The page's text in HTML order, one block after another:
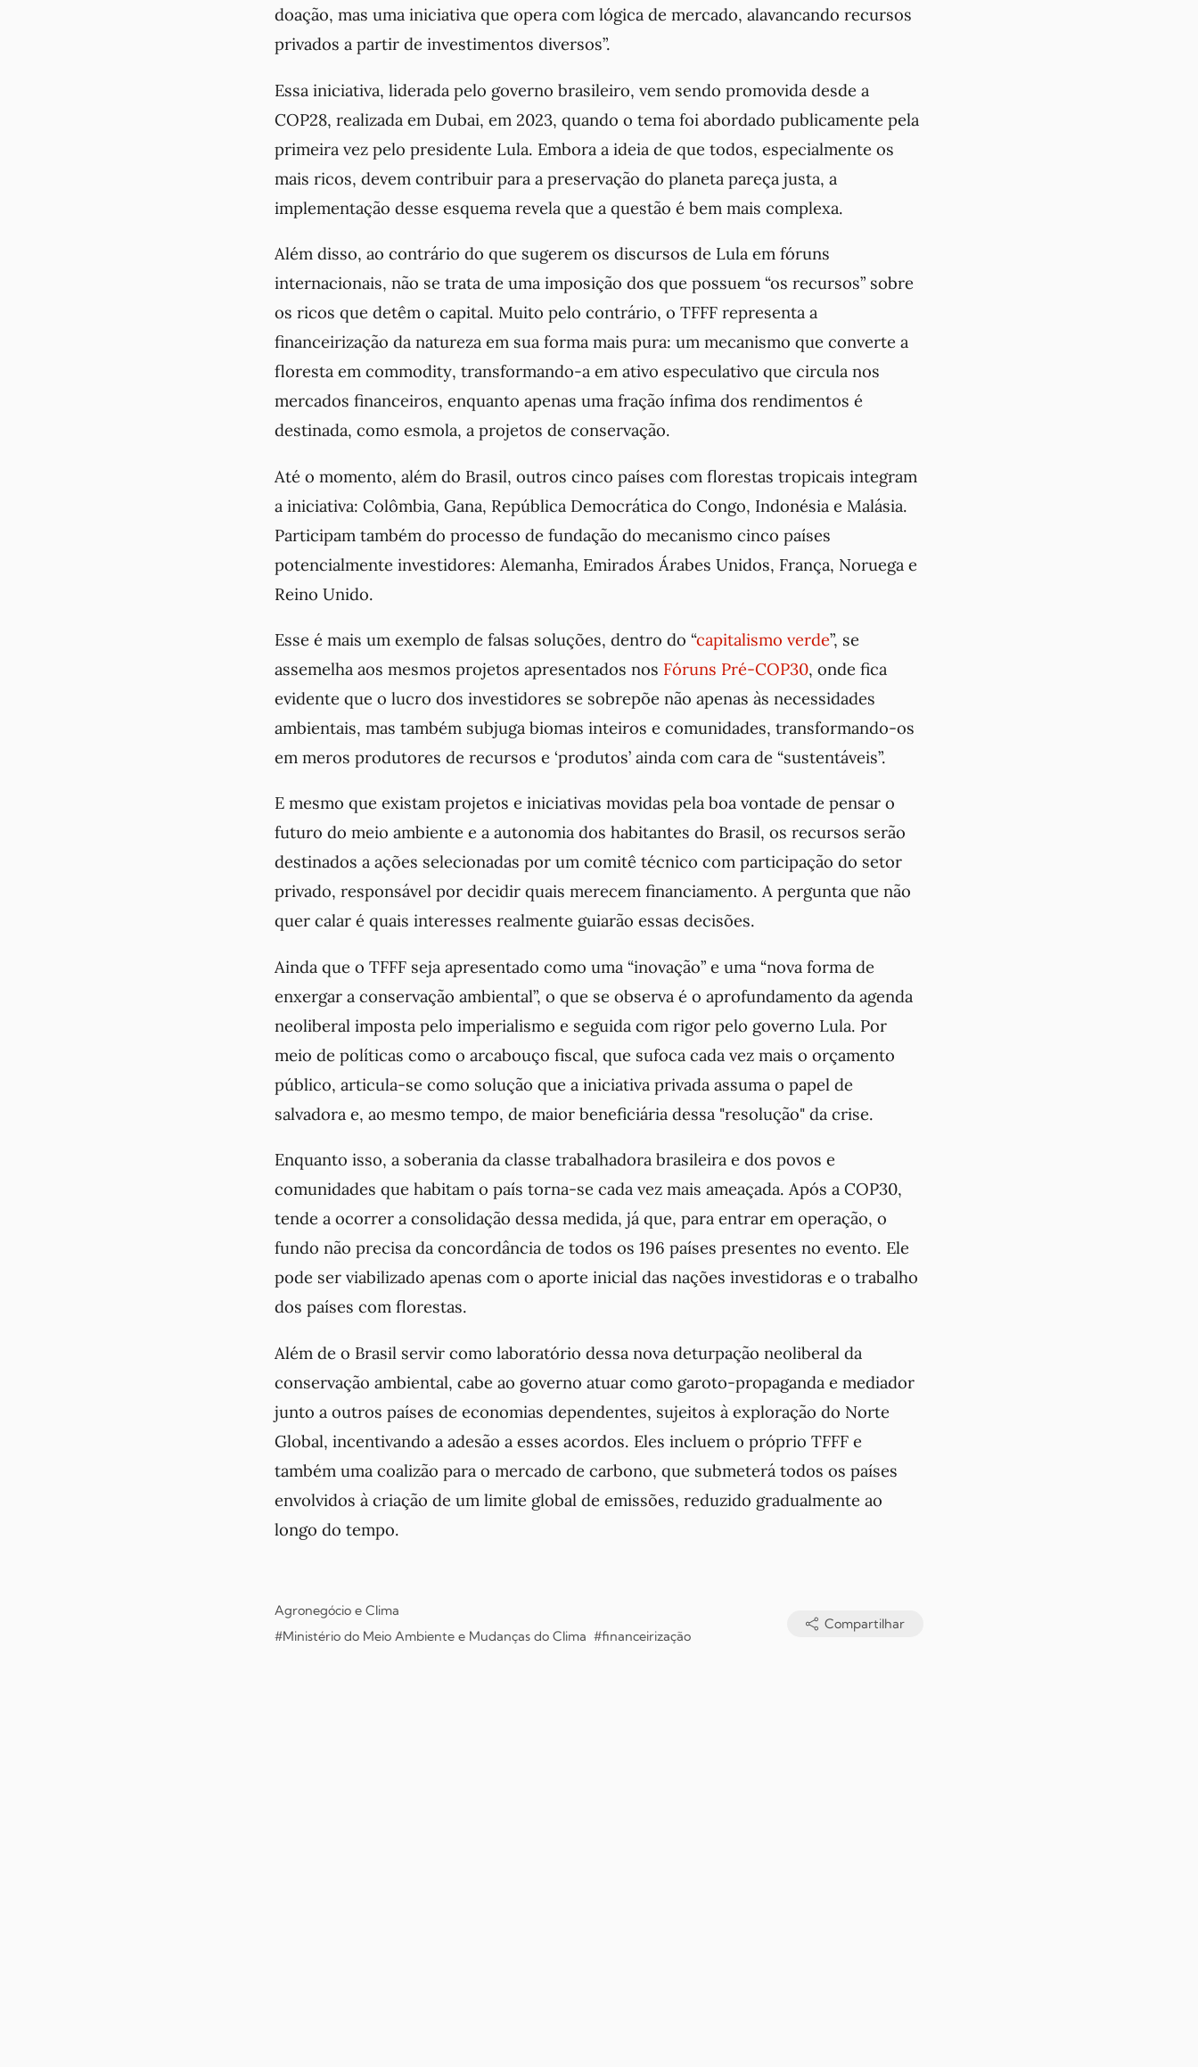
doação, mas uma iniciativa que opera com lógica de mercado, alavancando recursos
privados a partir de investimentos diversos”.
Essa iniciativa, liderada pelo governo brasileiro, vem sendo promovida desde a
COP28, realizada em Dubai, em 2023, quando o tema foi abordado publicamente pela
primeira vez pelo presidente Lula. Embora a ideia de que todos, especialmente os
mais ricos, devem contribuir para a preservação do planeta pareça justa, a
implementação desse esquema revela que a questão é bem mais complexa.
Além disso, ao contrário do que sugerem os discursos de Lula em fóruns
internacionais, não se trata de uma imposição dos que possuem “os recursos” sobre
os ricos que detêm o capital. Muito pelo contrário, o TFFF representa a
financeirização da natureza em sua forma mais pura: um mecanismo que converte a
floresta em commodity, transformando-a em ativo especulativo que circula nos
mercados financeiros, enquanto apenas uma fração ínfima dos rendimentos é
destinada, como esmola, a projetos de conservação.
Até o momento, além do Brasil, outros cinco países com florestas tropicais integram
a iniciativa: Colômbia, Gana, República Democrática do Congo, Indonésia e Malásia.
Participam também do processo de fundação do mecanismo cinco países
potencialmente investidores: Alemanha, Emirados Árabes Unidos, França, Noruega e
Reino Unido.
Esse é mais um exemplo de falsas soluções, dentro do “capitalismo verde”, se
assemelha aos mesmos projetos apresentados nos Fóruns Pré-COP30, onde fica
evidente que o lucro dos investidores se sobrepõe não apenas às necessidades
ambientais, mas também subjuga biomas inteiros e comunidades, transformando-os
em meros produtores de recursos e ‘produtos’ ainda com cara de “sustentáveis”.
E mesmo que existam projetos e iniciativas movidas pela boa vontade de pensar o
futuro do meio ambiente e a autonomia dos habitantes do Brasil, os recursos serão
destinados a ações selecionadas por um comitê técnico com participação do setor
privado, responsável por decidir quais merecem financiamento. A pergunta que não
quer calar é quais interesses realmente guiarão essas decisões.
Ainda que o TFFF seja apresentado como uma “inovação” e uma “nova forma de
enxergar a conservação ambiental”, o que se observa é o aprofundamento da agenda
neoliberal imposta pelo imperialismo e seguida com rigor pelo governo Lula. Por
meio de políticas como o arcabouço fiscal, que sufoca cada vez mais o orçamento
público, articula-se como solução que a iniciativa privada assuma o papel de
salvadora e, ao mesmo tempo, de maior beneficiária dessa "resolução" da crise.
Enquanto isso, a soberania da classe trabalhadora brasileira e dos povos e
comunidades que habitam o país torna-se cada vez mais ameaçada. Após a COP30,
tende a ocorrer a consolidação dessa medida, já que, para entrar em operação, o
fundo não precisa da concordância de todos os 196 países presentes no evento. Ele
pode ser viabilizado apenas com o aporte inicial das nações investidoras e o trabalho
dos países com florestas.
Além de o Brasil servir como laboratório dessa nova deturpação neoliberal da
conservação ambiental, cabe ao governo atuar como garoto-propaganda e mediador
junto a outros países de economias dependentes, sujeitos à exploração do Norte
Global, incentivando a adesão a esses acordos. Eles incluem o próprio TFFF e
também uma coalizão para o mercado de carbono, que submeterá todos os países
envolvidos à criação de um limite global de emissões, reduzido gradualmente ao
longo do tempo.
Agronegócio e Clima
#Ministério do Meio Ambiente e Mudanças do Clima #financeirização
Compartilhar